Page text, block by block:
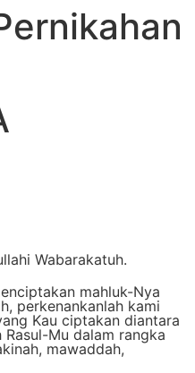
Wabarakatuh.
mahluk-Nya
perkenankanlah kami
Kau ciptakan diantara
Mu dalam rangka
mawaddah,